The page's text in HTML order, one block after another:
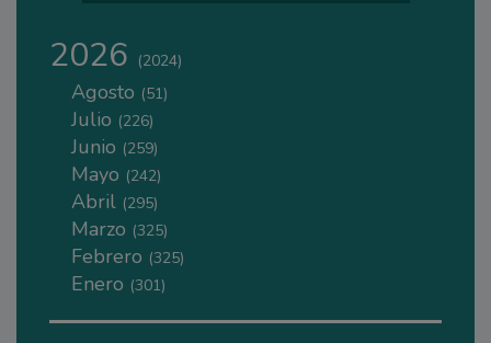
2026 (2024)
Agosto (51)
Julio (226)
Junio (259)
Mayo (242)
Abril (295)
Marzo (325)
Febrero (325)
Enero (301)